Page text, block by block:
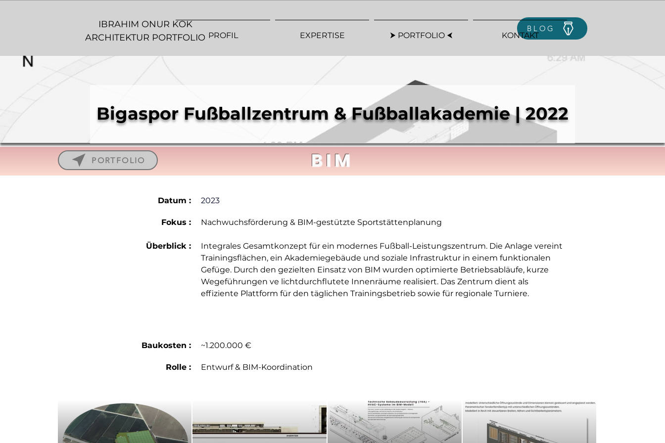
IBRAHIM ONUR KOK
ARCHITEKTUR PORTFOLIO
BLOG
PROFIL EXPERTISE ⮞ PORTFOLIO ⮜ KONTAKT
Bigaspor Fußballzentrum & Fußballakademie | 2022
PORTFOLIO BIM
Datum : 2023
Fokus : Nachwuchsförderung & BIM-gestützte Sportstättenplanung
Überblick :
Integrales Gesamtkonzept für ein modernes Fußball-Leistungszentrum. Die Anlage vereint
Trainingsflächen, ein Akademiegebäude und soziale Infrastruktur in einem funktionalen
Gefüge. Durch den gezielten Einsatz von BIM wurden optimierte Betriebsabläufe, kurze
Wegeführungen ve lichtdurchflutete Innenräume realisiert. Das Zentrum dient als
effiziente Plattform für den täglichen Trainingsbetrieb sowie für regionale Turniere.
Baukosten : ~1.200.000 €
Rolle : Entwurf & BIM-Koordination